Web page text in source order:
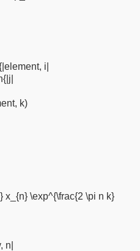
i|
k)
\exp^{\frac{2 \pi n k}
n|